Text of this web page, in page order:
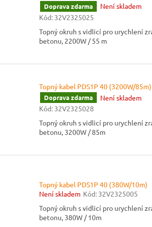
Doprava zdarma
Není skladem
Kód: 32V2325025
Topný okruh s vidlicí pro urychlení
betonu, 2200W / 55 m
Topný kabel PDS1P 40 (3200W/85m)
Doprava zdarma
Není skladem
Kód: 32V2325028
Topný okruh s vidlicí pro urychlení
betonu, 3200W / 85m
Topný kabel PDS1P 40 (380W/10m)
Není skladem Kód: 32V2325005
Topný okruh s vidlicí pro urychlení
betonu, 380W / 10m